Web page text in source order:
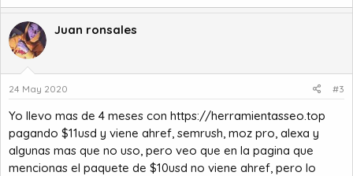
c
c
i
o
n
s
Juan ronsales
24 May 2020 #3
Yo llevo mas de 4 meses con https://herramientasseo.top
pagando $11usd y viene ahref, semrush, moz pro, alexa y
algunas mas que no uso, pero veo que en la pagina que
mencionas el paquete de $10usd no viene ahref, pero lo